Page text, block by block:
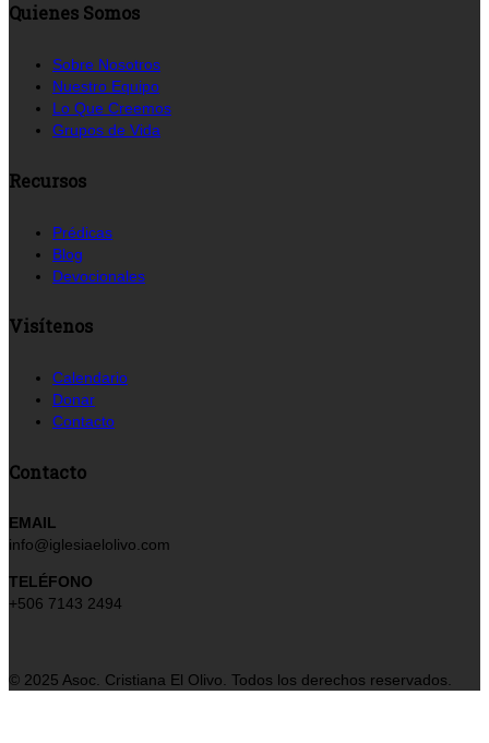
Quienes Somos
Sobre Nosotros
Nuestro Equipo
Lo Que Creemos
Grupos de Vida
Recursos
Prédicas
Blog
Devocionales
Visítenos
Calendario
Donar
Contacto
Contacto
EMAIL
info@iglesiaelolivo.com
TELÉFONO
+506 7143 2494
© 2025 Asoc. Cristiana El Olivo. Todos los derechos reservados.